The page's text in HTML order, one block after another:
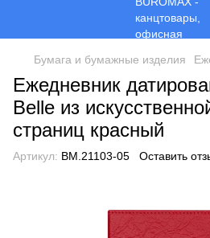
Бумага и бумажные изделия
Ежедневник
Belle из
страниц красный
Артикул: BM.21103-05 Оставить